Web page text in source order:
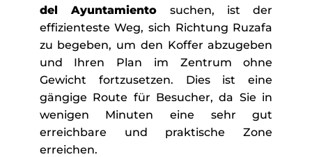
del Ayuntamiento suchen, ist der
effizienteste Weg, sich Richtung Ruzafa
zu begeben, um den Koffer abzugeben
und Ihren Plan im Zentrum ohne
Gewicht fortzusetzen. Dies ist eine
gängige Route für Besucher, da Sie in
wenigen Minuten eine sehr gut
erreichbare und praktische Zone
erreichen.